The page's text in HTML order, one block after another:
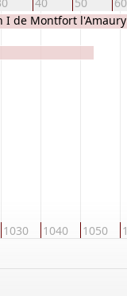
1030 1040 1050
I de Montfort l'Amaury